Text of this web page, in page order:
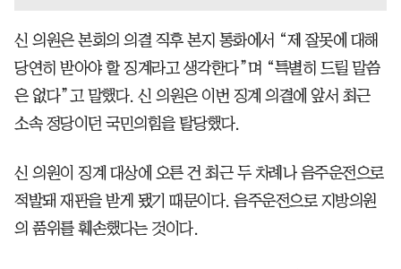
신 의원은 본회의 의결 직후 본지 통화에서 “제 잘못에 대해
당연히 받아야 할 징계라고 생각한다”며 “특별히 드릴 말씀
은 없다”고 말했다. 신 의원은 이번 징계 의결에 앞서 최근
소속 정당이던 국민의힘을 탈당했다.
신 의원이 징계 대상에 오른 건 최근 두 차례나 음주운전으로
적발돼 재판을 받게 됐기 때문이다. 음주운전으로 지방의원
의 품위를 훼손했다는 것이다.